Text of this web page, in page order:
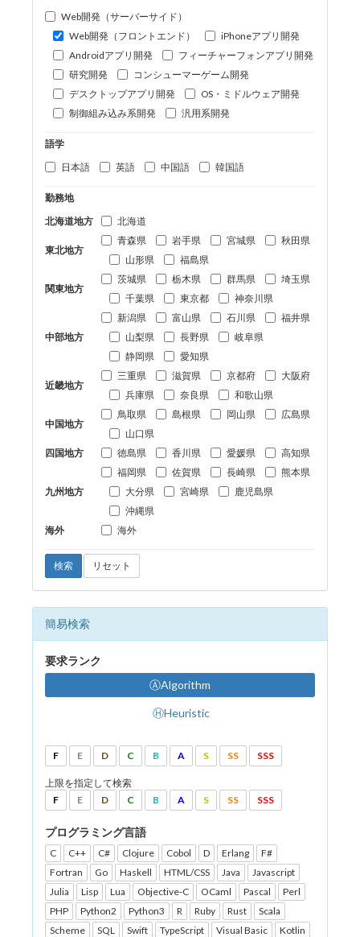
Web開発（サーバーサイド）
Web開発（フロントエンド）
iPhoneアプリ開発
Androidアプリ開発
フィーチャーフォンアプリ開発
研究開発
コンシューマーゲーム開発
デスクトップアプリ開発
OS・ミドルウェア開発
制御組み込み系開発
汎用系開発
語学
日本語
英語 中国語 韓国語
勤務地
北海道地方
北海道
東北地方
青森県 岩手県 宮城県
秋田県
山形県
福島県
関東地方
茨城県 栃木県 群馬県
埼玉県
千葉県
東京都 神奈川県
中部地方
新潟県 富山県 石川県
福井県
山梨県
長野県
岐阜県
静岡県
愛知県
近畿地方
三重県 滋賀県 京都府
大阪府
兵庫県
奈良県 和歌山県
中国地方
鳥取県 島根県 岡山県
広島県
山口県
四国地方
徳島県 香川県 愛媛県 高知県
九州地方
福岡県 佐賀県 長崎県
熊本県
大分県
宮崎県
鹿児島県
沖縄県
海外
海外
検索 リセット
簡易検索
要求ランク
ⒶAlgorithm
ⒽHeuristic
F E D C B A S SS SSS
上限を指定して検索
F
E D C B A S SS SSS
プログラミング言語
C C++ C# Clojure Cobol D Erlang
F#
Fortran
Go Haskell HTML/CSS Java
Javascript
Julia
Lisp Lua Objective-C OCaml Pascal
Perl
PHP
Python2 Python3 R Ruby Rust
Scala
Scheme
SQL Swift TypeScript Visual Basic Kotlin